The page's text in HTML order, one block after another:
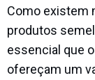
Como existem
produtos
essencial que
ofereçam um